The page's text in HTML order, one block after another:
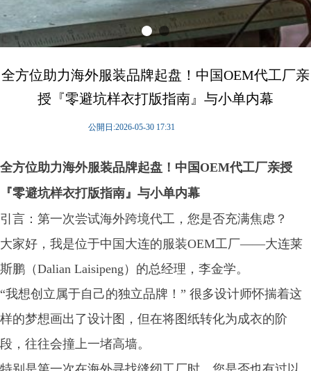
全方位助力海外服装品牌起盘！中国OEM代工厂亲
授『零避坑样衣打版指南』与小单内幕
全方位助力海外服装品牌起盘！中国OEM代工厂亲授
『零避坑样衣打版指南』与小单内幕
引言：第一次尝试海外跨境代工，您是否充满焦虑？
大家好，我是位于中国大连的服装OEM工厂——大连莱
斯鹏（Dalian Laisipeng）的总经理，李金学。
“我想创立属于自己的独立品牌！” 很多设计师怀揣着这
样的梦想画出了设计图，但在将图纸转化为成衣的阶
段，往往会撞上一堵高墙。
公開日:2026-05-30 17:31